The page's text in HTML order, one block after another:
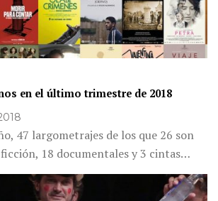
en el último trimestre de 2018
47 largometrajes de los que 26 son
18 documentales y 3 cintas…